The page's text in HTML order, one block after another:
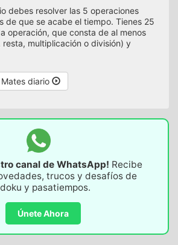
debes resolver las 5 operaciones
de que se acabe el tiempo. Tienes 25
operación, que consta de al menos
resta, multiplicación o división) y
diario
canal de WhatsApp! Recibe
trucos y desafíos de
y pasatiempos.
Únete Ahora